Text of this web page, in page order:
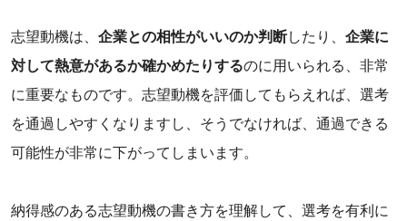
‌志望動機は、 企業との相性がいいのか判断したり、 企業に
対して熱意があるか確かめたりするのに用いられる、非常
に重要なものです。志望動機を評価してもらえれば、選考
を通過しやすくなりますし、そうでなければ、通過できる
可能性が非常に下がってしまいます。
納得感のある志望動機の書き方を理解して、選考を有利に